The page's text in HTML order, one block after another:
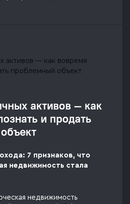
активов — как
и продать
7 признаков, что
недвижимость стала
недвижимость